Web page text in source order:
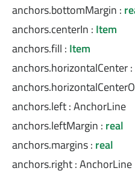
anchors.bottomMargin :
anchors.centerIn : Item
anchors.fill : Item
anchors.horizontalCenter:
anchors.left:AnchorLine
anchors.leftMargin : real
anchors.margins: real
anchors.right:AnchorLine